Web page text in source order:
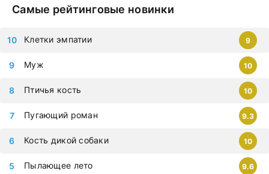
Самые рейтинговые новинки
Пылающее лето 9.6
Кость дикой собаки 10
Пугающий роман 9.3
Птичья кость 10
Муж 10
Клетки эмпатии 9